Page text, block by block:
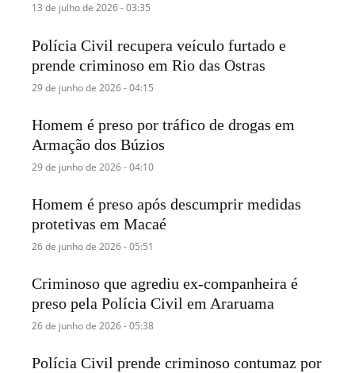
13 de julho de 2026 - 03:35
Polícia Civil recupera veículo furtado e
prende criminoso em Rio das Ostras
29 de junho de 2026 - 04:15
Homem é preso por tráfico de drogas em
Armação dos Búzios
29 de junho de 2026 - 04:10
Homem é preso após descumprir medidas
protetivas em Macaé
26 de junho de 2026 - 05:51
Criminoso que agrediu ex-companheira é
preso pela Polícia Civil em Araruama
26 de junho de 2026 - 05:38
Polícia Civil prende criminoso contumaz por